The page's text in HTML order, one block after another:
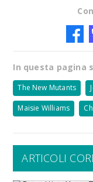
In questa pagina
The New Mutants
Maisie Williams
ARTICOLI